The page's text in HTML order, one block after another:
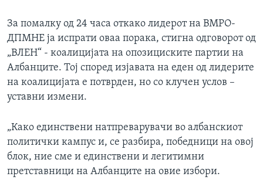
За помалку од 24 часа откако лидерот на ВМРО-
ДПМНЕ ја испрати оваа порака, стигна одговорот од
„ВЛЕН“ - коалицијата на опозициските партии на
Албанците. Тој според изјавата на еден од лидерите
на коалицијата е потврден, но со клучен услов –
уставни измени.
„Како единствени натпреварувачи во албанскиот
политички кампус и, се разбира, победници на овој
блок, ние сме и единствени и легитимни
претставници на Албанците на овие избори.